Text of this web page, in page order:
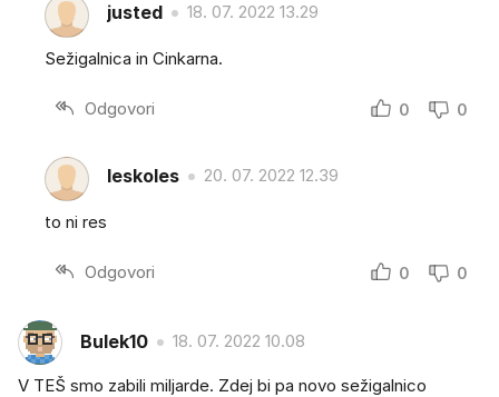
justed 18. 07. 2022 13.29
Sežigalnica in Cinkarna.
Odgovori 0 0
leskoles 20. 07. 2022 12.39
to ni res
Odgovori 0 0
Bulek10 18. 07. 2022 10.08
V TEŠ smo zabili miljarde. Zdej bi pa novo sežigalnico